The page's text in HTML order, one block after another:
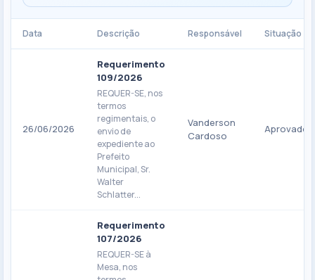
Data Descrição Responsável Situação
26/06/2026
Requerimento
109/2026
REQUER-SE, nos
termos
regimentais, o
envio de
expediente ao
Prefeito
Municipal, Sr.
Walter
Schlatter...
Vanderson
Cardoso
Aprovado
Requerimento
107/2026
REQUER-SE à
Mesa, nos